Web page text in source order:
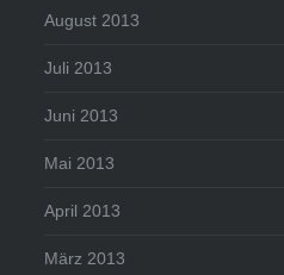
August 2013
Juli 2013
Juni 2013
Mai 2013
April 2013
März 2013